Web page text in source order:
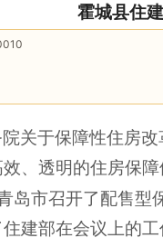
霍城县住
关于保障性住房
、透明的住房保障
岛市召开了配售
住建部在会议上的